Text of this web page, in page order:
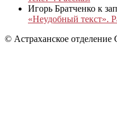
Игорь Братченко к
«Неудобный текст».
© Астраханское отделение